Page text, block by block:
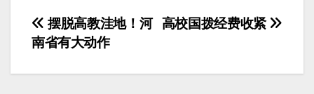
文
章
高校国拨经费收紧
摆脱高教洼地！河
南省有大动作